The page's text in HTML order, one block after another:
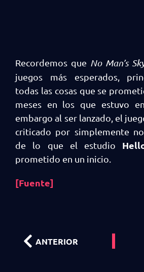
Recordemos que No Man’s
juegos más esperados,
todas las cosas que se
meses en los que estuvo
embargo al ser lanzado, el
criticado por simplemente
de lo que el estudio
prometido en un inicio.
[Fuente]
ANTERIOR